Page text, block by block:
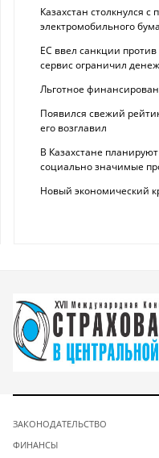
Казахстан столкнулся с
электромобильного
ЕС ввел санкции
сервис ограничил
Льготное
Появился свежий
его возглавил
В Казахстане
социально значимые
Новый экономический
ЗАКОНОДАТЕЛЬСТВО
ФИНАНСЫ